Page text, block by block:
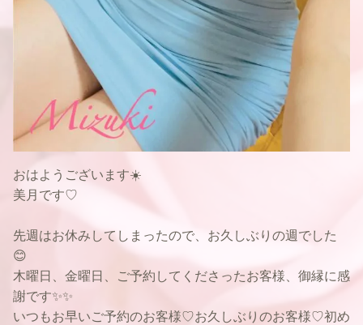
おはようございます☀️
美月です♡
先週はお休みしてしまったので、お久しぶりの週でした
😊
木曜日、金曜日、ご予約してくださったお客様、御縁に感
謝です✨✨
いつもお早いご予約のお客様♡お久しぶりのお客様♡初め